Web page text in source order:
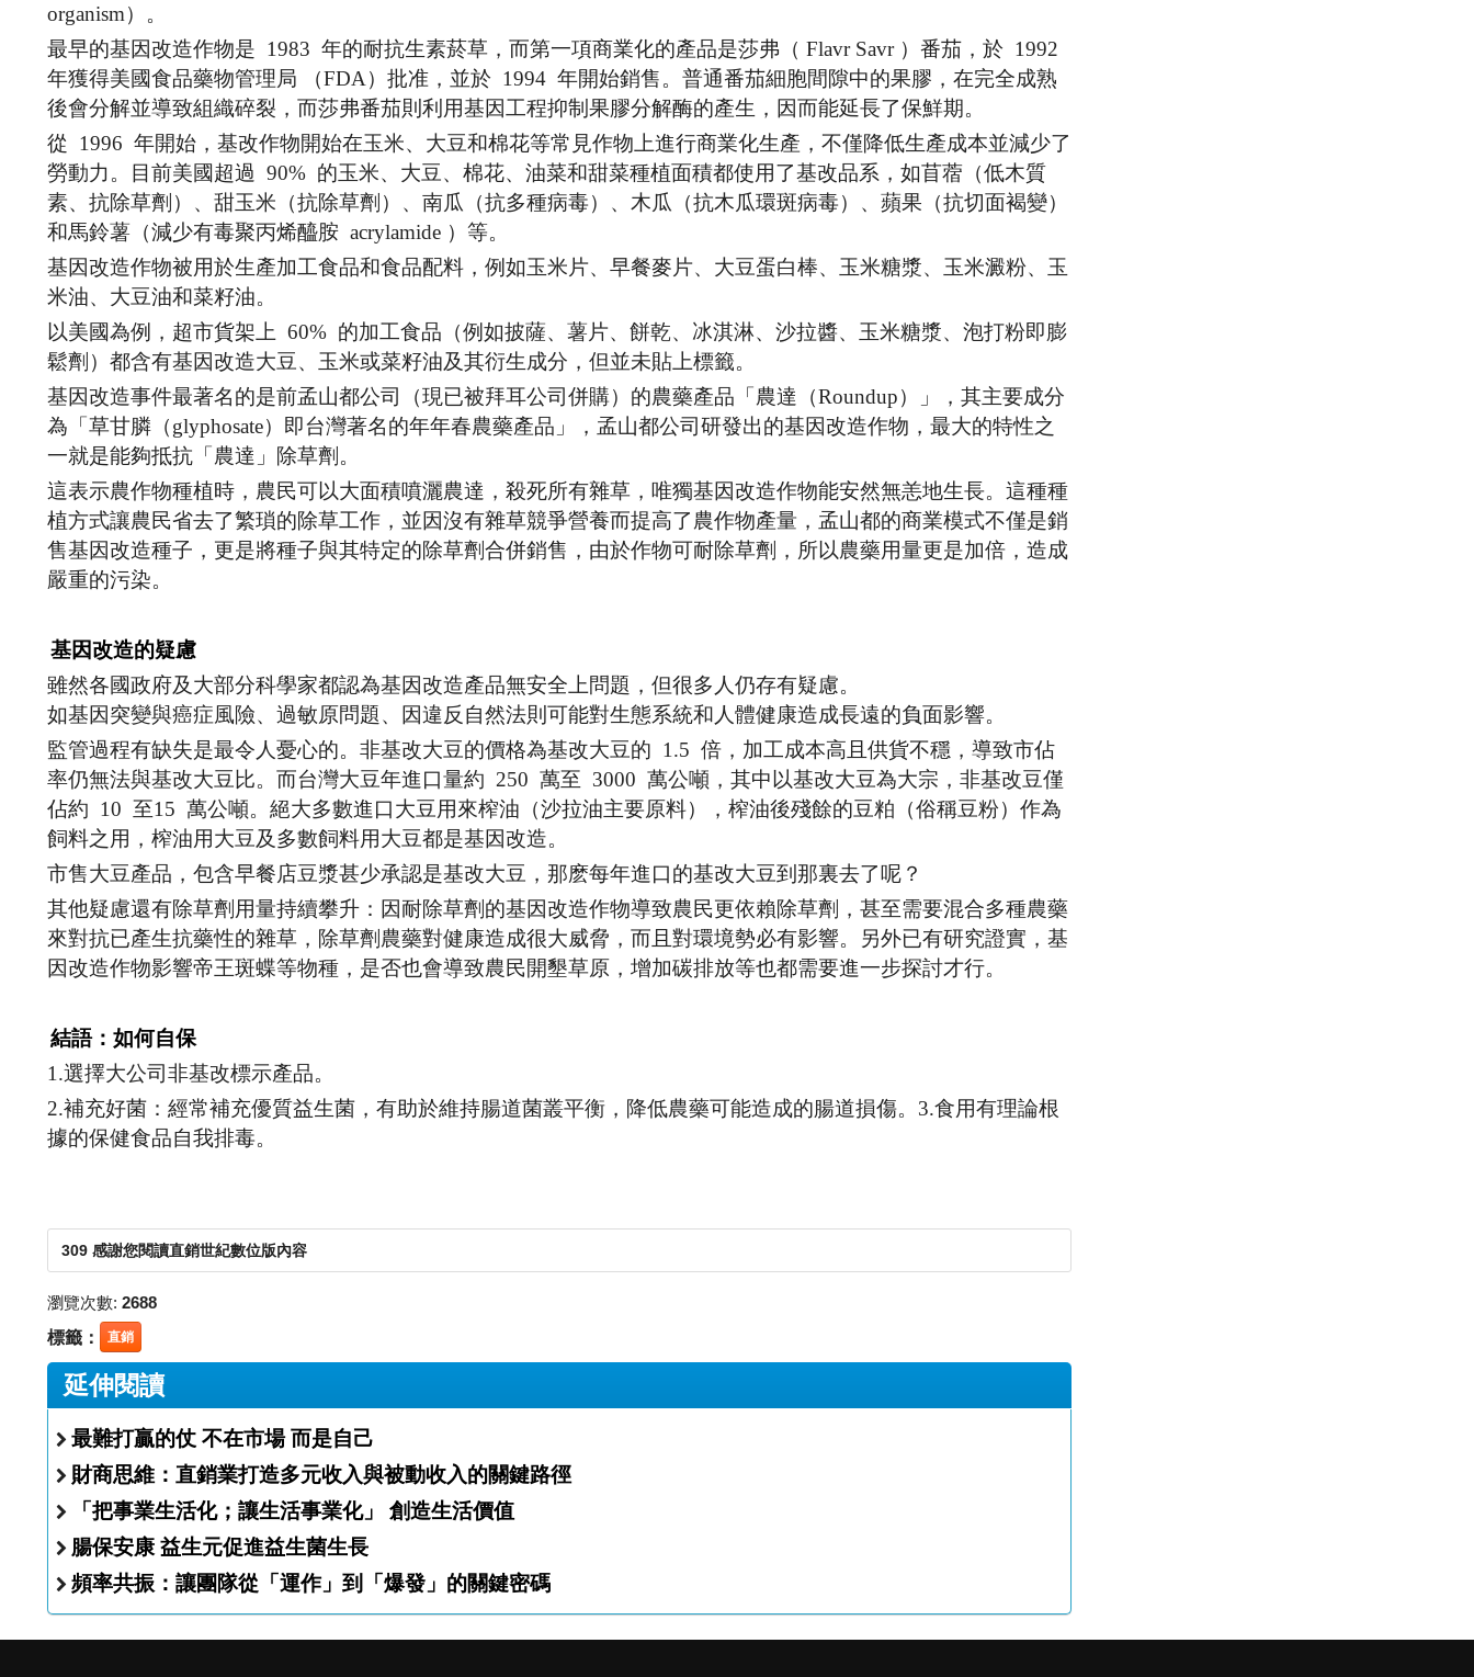
organism）。
最早的基因改造作物是 1983 年的耐抗生素菸草，而第一項商業化的產品是莎弗（ Flavr Savr ）番茄，於 1992
年獲得美國食品藥物管理局 （FDA）批准，並於 1994 年開始銷售。普通番茄細胞間隙中的果膠，在完全成熟
後會分解並導致組織碎裂，而莎弗番茄則利用基因工程抑制果膠分解酶的產生，因而能延長了保鮮期。
從 1996 年開始，基改作物開始在玉米、大豆和棉花等常見作物上進行商業化生產，不僅降低生產成本並減少了
勞動力。目前美國超過 90% 的玉米、大豆、棉花、油菜和甜菜種植面積都使用了基改品系，如苜蓿（低木質
素、抗除草劑）、甜玉米（抗除草劑）、南瓜（抗多種病毒）、木瓜（抗木瓜環斑病毒）、蘋果（抗切面褐變）
和馬鈴薯（減少有毒聚丙烯醯胺 acrylamide ）等。
基因改造作物被用於生產加工食品和食品配料，例如玉米片、早餐麥片、大豆蛋白棒、玉米糖漿、玉米澱粉、玉
米油、大豆油和菜籽油。
以美國為例，超市貨架上 60% 的加工食品（例如披薩、薯片、餅乾、冰淇淋、沙拉醬、玉米糖漿、泡打粉即膨
鬆劑）都含有基因改造大豆、玉米或菜籽油及其衍生成分，但並未貼上標籤。
基因改造事件最著名的是前孟山都公司（現已被拜耳公司併購）的農藥產品「農達（Roundup）」，其主要成分
為「草甘膦（glyphosate）即台灣著名的年年春農藥產品」，孟山都公司研發出的基因改造作物，最大的特性之
一就是能夠抵抗「農達」除草劑。
這表示農作物種植時，農民可以大面積噴灑農達，殺死所有雜草，唯獨基因改造作物能安然無恙地生長。這種種
植方式讓農民省去了繁瑣的除草工作，並因沒有雜草競爭營養而提高了農作物產量，孟山都的商業模式不僅是銷
售基因改造種子，更是將種子與其特定的除草劑合併銷售，由於作物可耐除草劑，所以農藥用量更是加倍，造成
嚴重的污染。
基因改造的疑慮
雖然各國政府及大部分科學家都認為基因改造產品無安全上問題，但很多人仍存有疑慮。
如基因突變與癌症風險、過敏原問題、因違反自然法則可能對生態系統和人體健康造成長遠的負面影響。
監管過程有缺失是最令人憂心的。非基改大豆的價格為基改大豆的 1.5 倍，加工成本高且供貨不穩，導致市佔
率仍無法與基改大豆比。而台灣大豆年進口量約 250 萬至 3000 萬公噸，其中以基改大豆為大宗，非基改豆僅
佔約 10 至15 萬公噸。絕大多數進口大豆用來榨油（沙拉油主要原料），榨油後殘餘的豆粕（俗稱豆粉）作為
飼料之用，榨油用大豆及多數飼料用大豆都是基因改造。
市售大豆產品，包含早餐店豆漿甚少承認是基改大豆，那麽每年進口的基改大豆到那裏去了呢？
其他疑慮還有除草劑用量持續攀升：因耐除草劑的基因改造作物導致農民更依賴除草劑，甚至需要混合多種農藥
來對抗已產生抗藥性的雜草，除草劑農藥對健康造成很大威脅，而且對環境勢必有影響。另外已有研究證實，基
因改造作物影響帝王斑蝶等物種，是否也會導致農民開墾草原，增加碳排放等也都需要進一步探討才行。
結語：如何自保
1.選擇大公司非基改標示產品。
2.補充好菌：經常補充優質益生菌，有助於維持腸道菌叢平衡，降低農藥可能造成的腸道損傷。3.食用有理論根
據的保健食品自我排毒。
309 感謝您閱讀直銷世紀數位版內容
瀏覽次數: 2688
標籤： 直銷
延伸閱讀
最難打贏的仗 不在市場 而是自己
財商思維：直銷業打造多元收入與被動收入的關鍵路徑
「把事業生活化；讓生活事業化」 創造生活價值
腸保安康 益生元促進益生菌生長
頻率共振：讓團隊從「運作」到「爆發」的關鍵密碼